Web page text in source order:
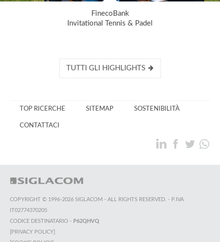
FinecoBank
Invitational Tennis & Padel
TUTTI GLI HIGHLIGHTS
TOP RICERCHE SITEMAP SOSTENIBILITÀ
CONTATTACI
COPYRIGHT © 1996-2026 SIGLACOM - ALL RIGHTS RESERVED. - P.IVA
IT02774370205
CODICE DESTINATARIO - P62QHVQ
[PRIVACY POLICY]